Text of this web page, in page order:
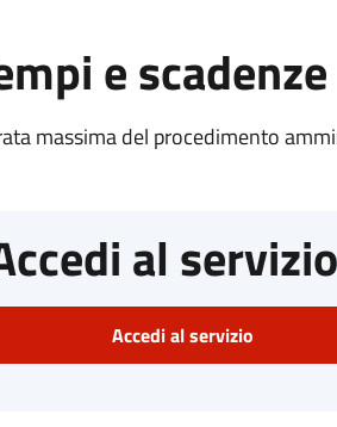
e scadenze
massima del procedimento
al servizio
Accedi al servizio